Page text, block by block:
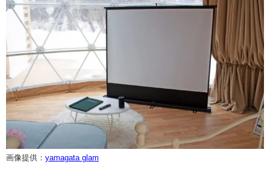
画像提供： yamagata glam